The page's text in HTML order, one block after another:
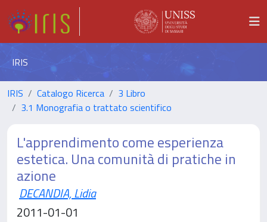
IRIS
IRIS Catalogo Ricerca
3 Libro
3.1 Monografia o trattato scientifico
L'apprendimento come esperienza
estetica. Una comunità di pratiche in
azione
DECANDIA, Lidia
2011-01-01